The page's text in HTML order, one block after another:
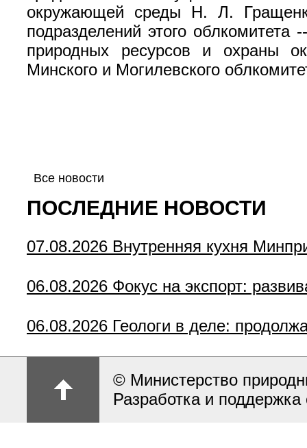
окружающей среды Н. Л.
подразделений этого облкомитета
природных ресурсов и охраны
Минского и Могилевского
Все новости
ПОСЛЕДНИЕ НОВОСТИ
07.08.2026 Внутренняя кухня
06.08.2026 Фокус на экспорт:
06.08.2026 Геологи в деле:
© Министерство
Разработка и